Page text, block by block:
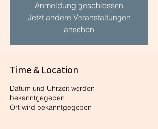
Anmeldung geschlossen
Jetzt andere Veranstaltungen
ansehen
Time & Location
Datum und Uhrzeit werden
bekanntgegeben
Ort wird bekanntgegeben